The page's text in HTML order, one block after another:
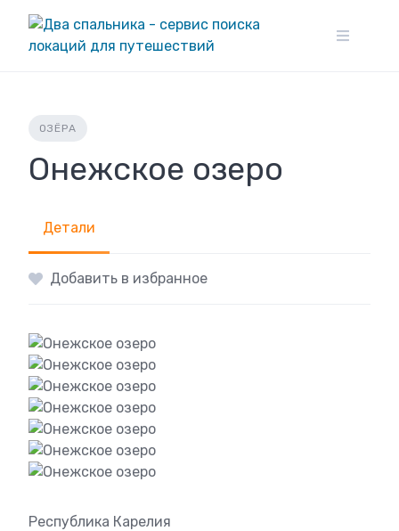
content
ОЗЁРА
Онежское озеро
Детали
Добавить в избранное
Республика Карелия